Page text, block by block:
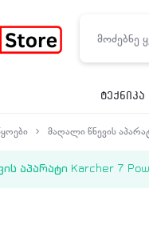
ტექნიკა
მაღალი წნევის
აპარატი Karcher 7